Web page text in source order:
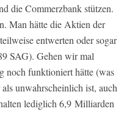
die Commerzbank stützen.
Man hätte die Aktien der
entwerten oder sogar
SAG). Gehen wir mal
noch funktioniert hätte (was
unwahrscheinlich ist, auch
lediglich 6,9 Milliarden